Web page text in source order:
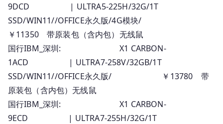
9DCD | ULTRA5-225H/32G/1T
SSD/WIN11//OFFICE永久版/4G模块/
￥11350 带原装包（含内包）无线鼠
国行IBM_深圳: X1 CARBON-
1ACD | ULTRA7-258V/32GB/1T
SSD/WIN11//OFFICE永久版/ ￥13780 带
原装包（含内包）无线鼠
国行IBM_深圳: X1 CARBON-
9ECD | ULTRA7-255H/32G/1T